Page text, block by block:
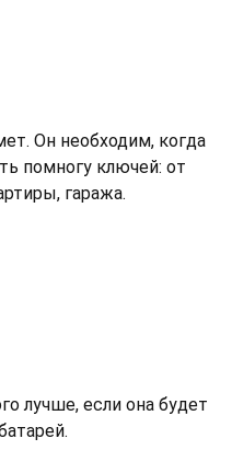
Он необходим, когда
помногу ключей: от
гаража.
лучше, если она будет